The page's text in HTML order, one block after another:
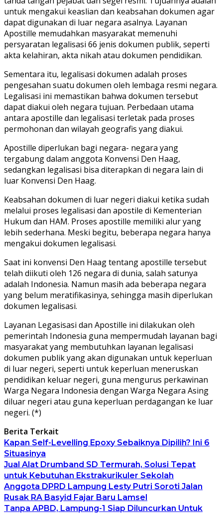
untuk mengakui keaslian dan keabsahan dokumen agar
dapat digunakan di luar negara asalnya. Layanan
Apostille memudahkan masyarakat memenuhi
persyaratan legalisasi 66 jenis dokumen publik, seperti
akta kelahiran, akta nikah atau dokumen pendidikan.
Sementara itu, legalisasi dokumen adalah proses
pengesahan suatu dokumen oleh lembaga resmi negara.
Legalisasi ini memastikan bahwa dokumen tersebut
dapat diakui oleh negara tujuan. Perbedaan utama
antara apostille dan legalisasi terletak pada proses
permohonan dan wilayah geografis yang diakui.
Apostille diperlukan bagi negara- negara yang
tergabung dalam anggota Konvensi Den Haag,
sedangkan legalisasi bisa diterapkan di negara lain di
luar Konvensi Den Haag.
Keabsahan dokumen di luar negeri diakui ketika sudah
melalui proses legalisasi dan apostile di Kementerian
Hukum dan HAM. Proses apostille memiliki alur yang
lebih sederhana. Meski begitu, beberapa negara hanya
mengakui dokumen legalisasi.
Saat ini konvensi Den Haag tentang apostille tersebut
telah diikuti oleh 126 negara di dunia, salah satunya
adalah Indonesia. Namun masih ada beberapa negara
yang belum meratifikasinya, sehingga masih diperlukan
dokumen legalisasi.
Layanan Legasisasi dan Apostille ini dilakukan oleh
pemerintah Indonesia guna mempermudah layanan bagi
masyarakat yang membutuhkan layanan legalisasi
dokumen publik yang akan digunakan untuk keperluan
di luar negeri, seperti untuk keperluan meneruskan
pendidikan keluar negeri, guna mengurus perkawinan
Warga Negara Indonesia dengan Warga Negara Asing
diluar negeri atau guna keperluan perdagangan ke luar
negeri. (*)
Berita Terkait
Kapan Self-Levelling Epoxy Sebaiknya Dipilih? Ini 6
Situasinya
Jual Alat Drumband SD Termurah, Solusi Tepat
untuk Kebutuhan Ekstrakurikuler Sekolah
Anggota DPRD Lampung Lesty Putri Soroti Jalan
Rusak RA Basyid Fajar Baru Lamsel
Tanpa APBD, Lampung-1 Siap Diluncurkan Untuk